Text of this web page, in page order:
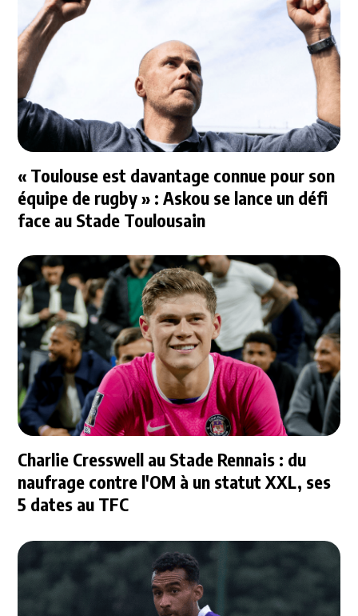
« Toulouse est davantage connue pour son
équipe de rugby » : Askou se lance un défi
face au Stade Toulousain
Charlie Cresswell au Stade Rennais : du
naufrage contre l'OM à un statut XXL, ses
5 dates au TFC